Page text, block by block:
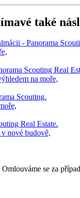
také
na moře,
nové budově,
se za